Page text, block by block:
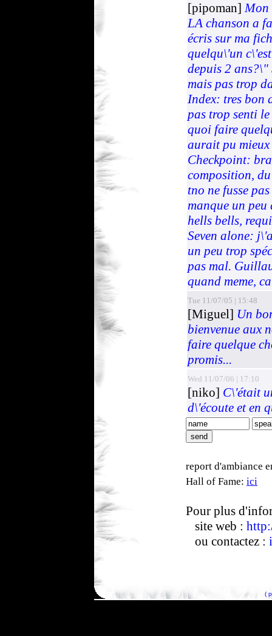
[pipoman]Mon
LA chanson a
écris sur ma
quelqu\'un
depuis 2
mais pas trop
Index: tres bon
pas trop senti
quoi faire
aurait pu
Checkpoint:
composition,
tno ne fusse
manque un
hells bells,
Seven alone:
un peu trop
pas mal.
quand meme,
Tue 11/07/05 | 15:48
[Miguel] Un
bienvenue aux
faire quelque
promis...
Wed 11/07/06 | 17:10
[niko] C\'était
d\'écoute et en
report d'ambiance
Hall of Fame: ici
Pour plus
site web :
ou contactez :
(